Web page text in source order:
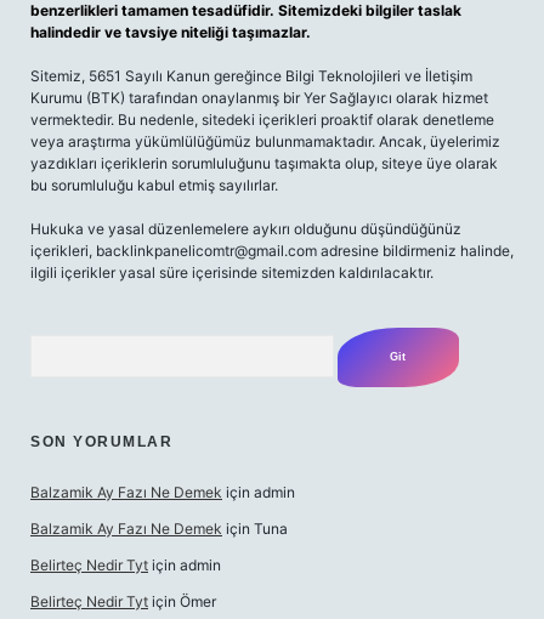
benzerlikleri tamamen tesadüfidir. Sitemizdeki bilgiler taslak
halindedir ve tavsiye niteliği taşımazlar.
Sitemiz, 5651 Sayılı Kanun gereğince Bilgi Teknolojileri ve İletişim
Kurumu (BTK) tarafından onaylanmış bir Yer Sağlayıcı olarak hizmet
vermektedir. Bu nedenle, sitedeki içerikleri proaktif olarak denetleme
veya araştırma yükümlülüğümüz bulunmamaktadır. Ancak, üyelerimiz
yazdıkları içeriklerin sorumluluğunu taşımakta olup, siteye üye olarak
bu sorumluluğu kabul etmiş sayılırlar.
Hukuka ve yasal düzenlemelere aykırı olduğunu düşündüğünüz
içerikleri, backlinkpanelicomtr@gmail.com adresine bildirmeniz halinde,
ilgili içerikler yasal süre içerisinde sitemizden kaldırılacaktır.
SON YORUMLAR
Balzamik Ay Fazı Ne Demek için admin
Balzamik Ay Fazı Ne Demek için Tuna
Belirteç Nedir Tyt için admin
Belirteç Nedir Tyt için Ömer